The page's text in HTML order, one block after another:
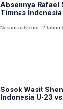
Absennya Rafael
Timnas Indonesia
Nusantaratv.com - 2 tahun
Sosok Wasit
Indonesia U-23